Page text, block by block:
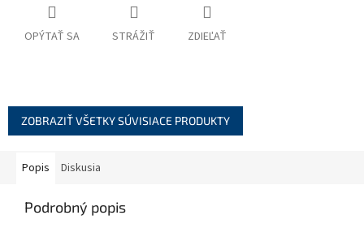
OPÝTAŤ SA STRÁŽIŤ ZDIEĽAŤ
ZOBRAZIŤ VŠETKY SÚVISIACE PRODUKTY
Popis Diskusia
Podrobný popis